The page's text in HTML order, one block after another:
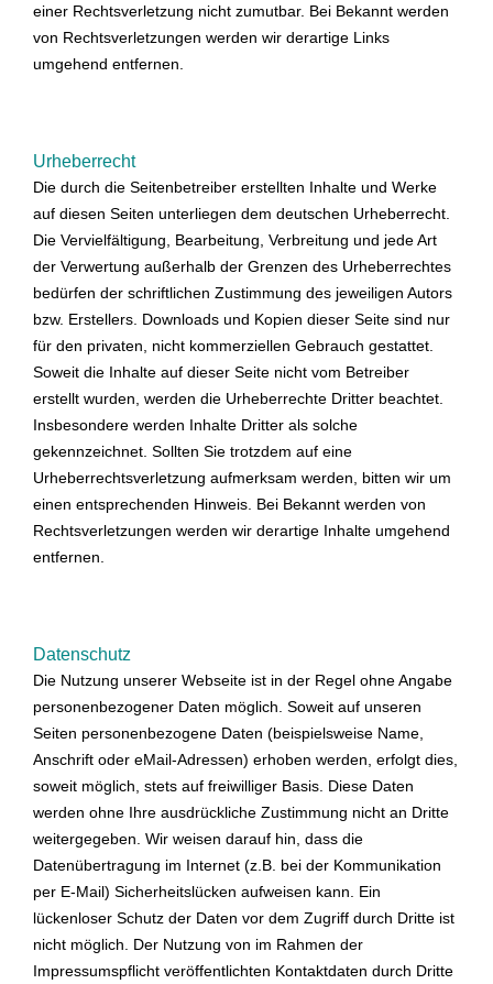
einer Rechtsverletzung nicht zumutbar. Bei Bekannt werden
von Rechtsverletzungen werden wir derartige Links
umgehend entfernen.
Urheberrecht
Die durch die Seitenbetreiber erstellten Inhalte und Werke
auf diesen Seiten unterliegen dem deutschen Urheberrecht.
Die Vervielfältigung, Bearbeitung, Verbreitung und jede Art
der Verwertung außerhalb der Grenzen des Urheberrechtes
bedürfen der schriftlichen Zustimmung des jeweiligen Autors
bzw. Erstellers. Downloads und Kopien dieser Seite sind nur
für den privaten, nicht kommerziellen Gebrauch gestattet.
Soweit die Inhalte auf dieser Seite nicht vom Betreiber
erstellt wurden, werden die Urheberrechte Dritter beachtet.
Insbesondere werden Inhalte Dritter als solche
gekennzeichnet. Sollten Sie trotzdem auf eine
Urheberrechtsverletzung aufmerksam werden, bitten wir um
einen entsprechenden Hinweis. Bei Bekannt werden von
Rechtsverletzungen werden wir derartige Inhalte umgehend
entfernen.
Datenschutz
Die Nutzung unserer Webseite ist in der Regel ohne Angabe
personenbezogener Daten möglich. Soweit auf unseren
Seiten personenbezogene Daten (beispielsweise Name,
Anschrift oder eMail-Adressen) erhoben werden, erfolgt dies,
soweit möglich, stets auf freiwilliger Basis. Diese Daten
werden ohne Ihre ausdrückliche Zustimmung nicht an Dritte
weitergegeben. Wir weisen darauf hin, dass die
Datenübertragung im Internet (z.B. bei der Kommunikation
per E-Mail) Sicherheitslücken aufweisen kann. Ein
lückenloser Schutz der Daten vor dem Zugriff durch Dritte ist
nicht möglich. Der Nutzung von im Rahmen der
Impressumspflicht veröffentlichten Kontaktdaten durch Dritte